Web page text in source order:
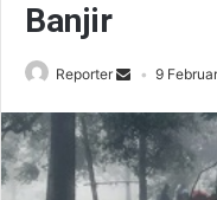
Banjir
Reporter 9